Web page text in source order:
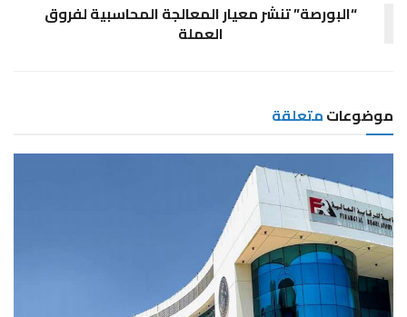
“البورصة” تنشر معيار المعالجة المحاسبية لفروق
العملة
موضوعاتمتعلقة